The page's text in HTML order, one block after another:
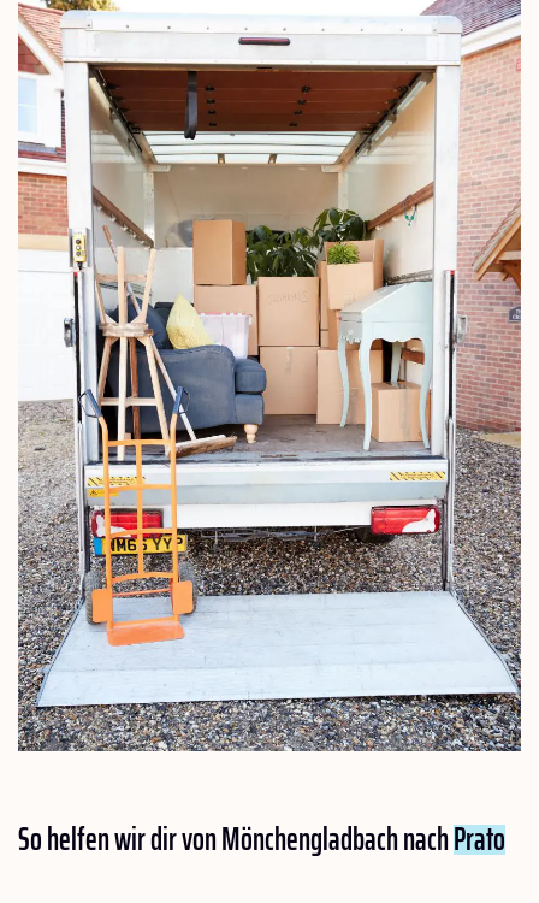
So helfen wir dir von Mönchengladbach nachPrato